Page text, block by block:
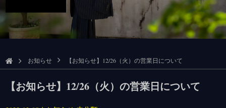
お知らせ 【お知らせ】12/26（火）の営業日について
【お知らせ】12/26（火）の営業日について